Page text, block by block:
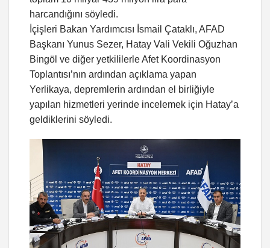
harcandığını söyledi.
İçişleri Bakan Yardımcısı İsmail Çataklı, AFAD
Başkanı Yunus Sezer, Hatay Vali Vekili Oğuzhan
Bingöl ve diğer yetkililerle Afet Koordinasyon
Toplantısı’nın ardından açıklama yapan
Yerlikaya, depremlerin ardından el birliğiyle
yapılan hizmetleri yerinde incelemek için Hatay’a
geldiklerini söyledi.